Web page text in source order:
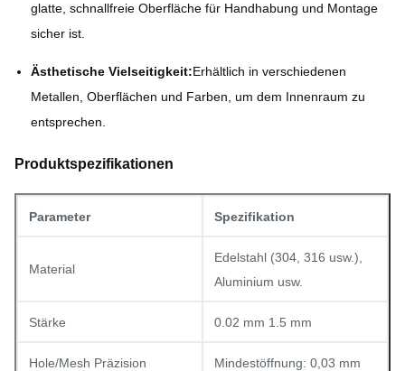
glatte, schnallfreie Oberfläche für Handhabung und Montage
sicher ist.
Ästhetische Vielseitigkeit:Erhältlich in verschiedenen
Metallen, Oberflächen und Farben, um dem Innenraum zu
entsprechen.
Produktspezifikationen
Parameter Spezifikation
Material
Edelstahl (304, 316 usw.),
Aluminium usw.
Stärke 0.02 mm 1.5 mm
Hole/Mesh Präzision Mindestöffnung: 0,03 mm